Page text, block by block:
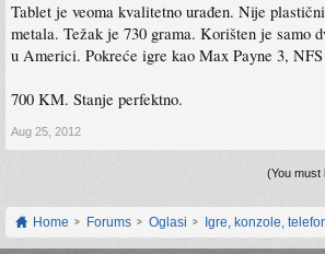
Tablet je veoma kvalitetno urađen. Nije
metala. Težak je 730 grama. Korišten je samo
u Americi. Pokreće igre kao Max Payne 3,
700 KM. Stanje perfektno.
Aug 25, 2012
(You must
Home Forums Oglasi Igre, konzole,